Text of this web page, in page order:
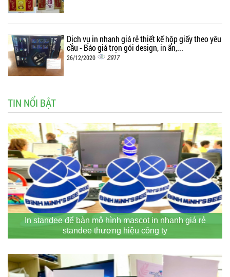
Dịch vụ in nhanh giá rẻ thiết kế hộp giấy theo yêu
cầu - Báo giá trọn gói design, in ấn,...
26/12/2020 2917
TIN NỔI BẬT
In standee để bàn mô hình mascot in nhanh giá rẻ
standee thương hiệu công ty